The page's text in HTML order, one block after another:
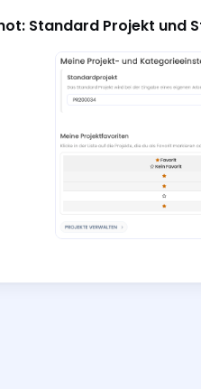
Standard Projekt und